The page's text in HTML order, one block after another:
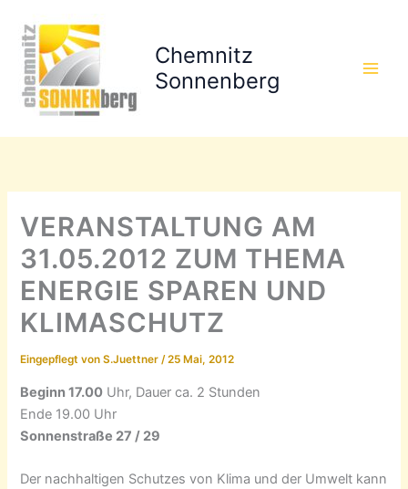
Inhalt
springen
Chemnitz
Sonnenberg
VERANSTALTUNG AM
31.05.2012 ZUM THEMA
ENERGIE SPAREN UND
KLIMASCHUTZ
Eingepflegt von S.Juettner/25 Mai, 2012
Beginn 17.00 Uhr, Dauer ca. 2 Stunden
Ende 19.00 Uhr
Sonnenstraße 27 / 29
Der nachhaltigen Schutzes von Klima und der Umwelt kann